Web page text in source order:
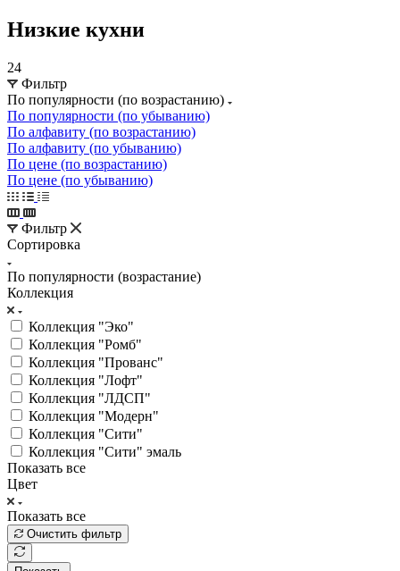
Низкие кухни
24
Фильтр
По популярности (по возрастанию)
По популярности (по убыванию)
По алфавиту (по возрастанию)
По алфавиту (по убыванию)
По цене (по возрастанию)
По цене (по убыванию)
Фильтр
Сортировка
По популярности (возрастание)
Коллекция
Коллекция "Эко"
Коллекция "Ромб"
Коллекция "Прованс"
Коллекция "Лофт"
Коллекция "ЛДСП"
Коллекция "Модерн"
Коллекция "Сити"
Коллекция "Сити" эмаль
Показать все
Цвет
Показать все
Очистить фильтр